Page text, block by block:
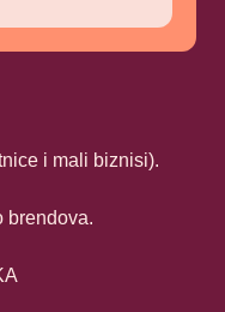
i mali biznisi).
brendova.